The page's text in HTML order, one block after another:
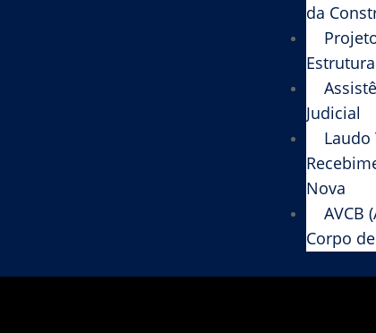
da
Judicial
Laudo
Nova
AVCB
Corpo